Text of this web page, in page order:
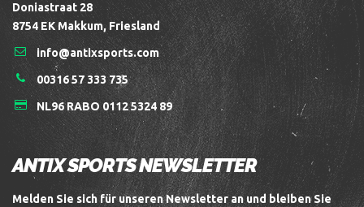
Doniastraat 28
8754 EK Makkum, Friesland
info@antixsports.com
00316 57 333 735
NL96 RABO 0112 5324 89
ANTIX SPORTS NEWSLETTER
Melden Sie sich für unseren Newsletter an und bleiben Sie